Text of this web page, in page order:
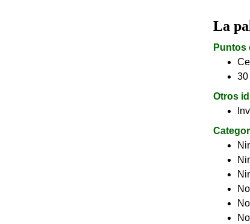
La
Puntos
30
Otros